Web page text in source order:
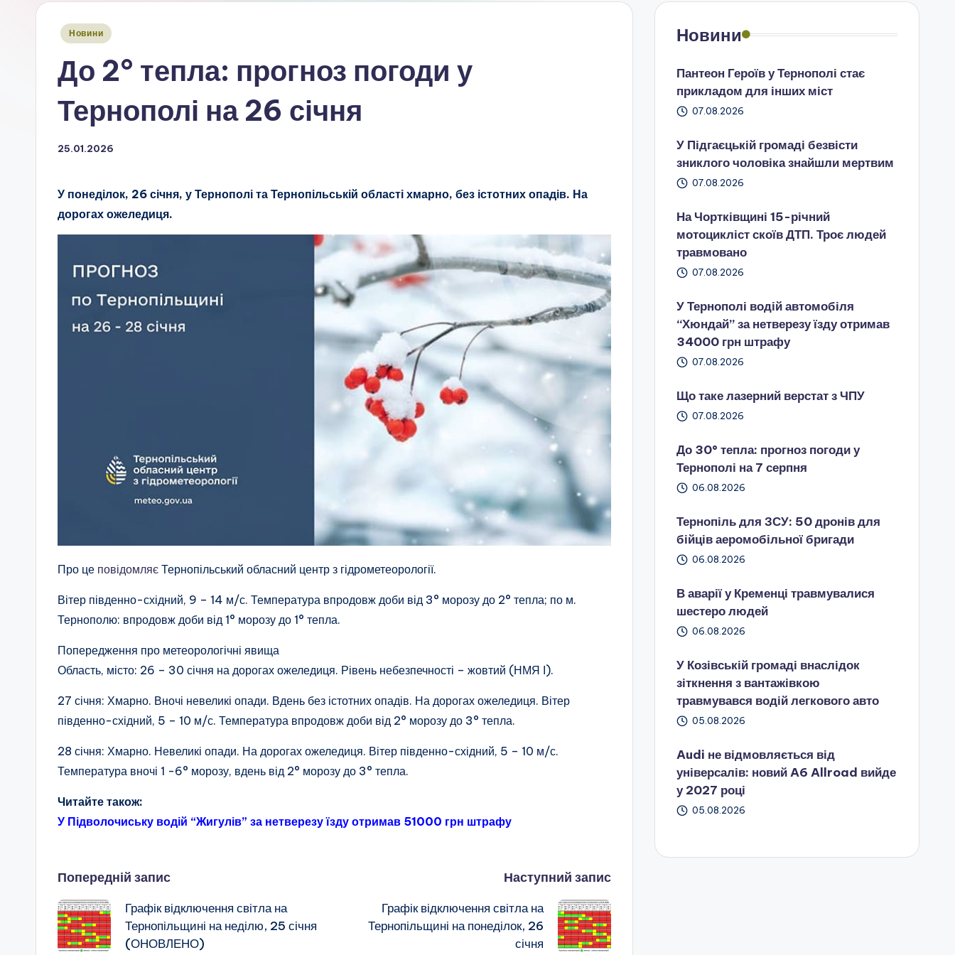
Опубліковано
Новини
До 2° тепла: прогноз погоди у
Тернополі на 26 січня
25.01.2026
У понеділок, 26 січня, у Тернополі та Тернопільській області хмарно, без істотних опадів. На
дорогах ожеледиця.
Про це повідомляє Тернопільський обласний центр з гідрометеорології.
Вітер південно-східний, 9 – 14 м/с. Температура впродовж доби від 3° морозу до 2° тепла; по м.
Тернополю: впродовж доби від 1° морозу до 1° тепла.
Попередження про метеорологічні явища
Область, місто: 26 – 30 січня на дорогах ожеледиця. Рівень небезпечності – жовтий (НМЯ І).
27 січня: Хмарно. Вночі невеликі опади. Вдень без істотних опадів. На дорогах ожеледиця. Вітер
південно-східний, 5 – 10 м/с. Температура впродовж доби від 2° морозу до 3° тепла.
28 січня: Хмарно. Невеликі опади. На дорогах ожеледиця. Вітер південно-східний, 5 – 10 м/с.
Температура вночі 1 -6° морозу, вдень від 2° морозу до 3° тепла.
Читайте також:
У Підволочиську водій “Жигулів” за нетверезу їзду отримав 51000 грн штрафу
Навігація
по
Попередній запис
Графік відключення світла на
Тернопільщині на неділю, 25 січня
(ОНОВЛЕНО)
Наступний запис
Графік відключення світла на
Тернопільщині на понеділок, 26
січня
Новини
Пантеон Героїв у Тернополі стає
прикладом для інших міст
07.08.2026
У Підгаєцькій громаді безвісти
зниклого чоловіка знайшли мертвим
07.08.2026
На Чортківщині 15-річний
мотоцикліст скоїв ДТП. Троє людей
травмовано
07.08.2026
У Тернополі водій автомобіля
“Хюндай” за нетверезу їзду отримав
34000 грн штрафу
07.08.2026
Що таке лазерний верстат з ЧПУ
07.08.2026
До 30° тепла: прогноз погоди у
Тернополі на 7 серпня
06.08.2026
Тернопіль для ЗСУ: 50 дронів для
бійців аеромобільної бригади
06.08.2026
В аварії у Кременці травмувалися
шестеро людей
06.08.2026
У Козівській громаді внаслідок
зіткнення з вантажівкою
травмувався водій легкового авто
05.08.2026
Audi не відмовляється від
універсалів: новий A6 Allroad вийде
у 2027 році
05.08.2026